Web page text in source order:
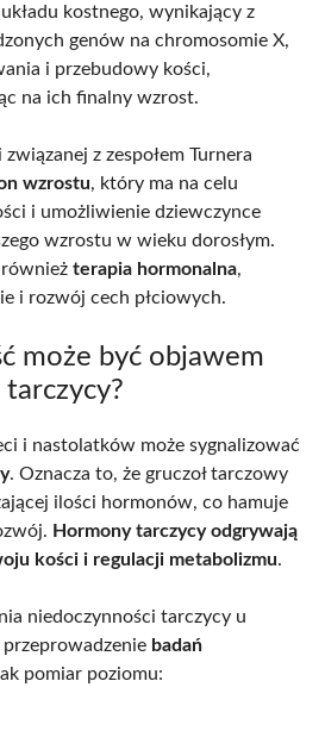
kostnego, wynikający z
genów na chromosomie X,
i przebudowy kości,
na ich finalny wzrost.
z zespołem Turnera
wzrostu, który ma na celu
i umożliwienie dziewczynce
wzrostu w wieku dorosłym.
terapia hormonalna,
i rozwój cech płciowych.
może być objawem
i nastolatków może sygnalizować
. Oznacza to, że gruczoł tarczowy
ilości hormonów, co hamuje
Hormony tarczycy odgrywają
kości i regulacji metabolizmu.
niedoczynności tarczycy u
badań
pomiar poziomu: